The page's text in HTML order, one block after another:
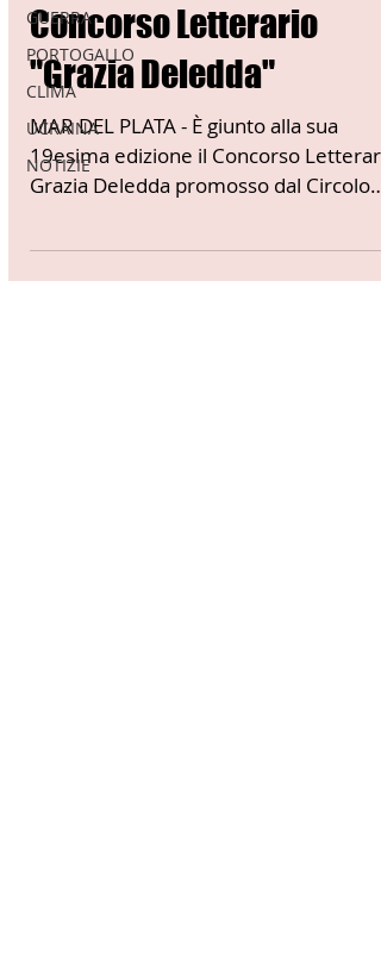
GUERRA
PORTOGALLO
CLIMA
UCRAINA
NOTIZIE
Plata premia i vincitori -
Concorso Letterario
"Grazia Deledda"
MAR DEL PLATA - È giunto alla sua